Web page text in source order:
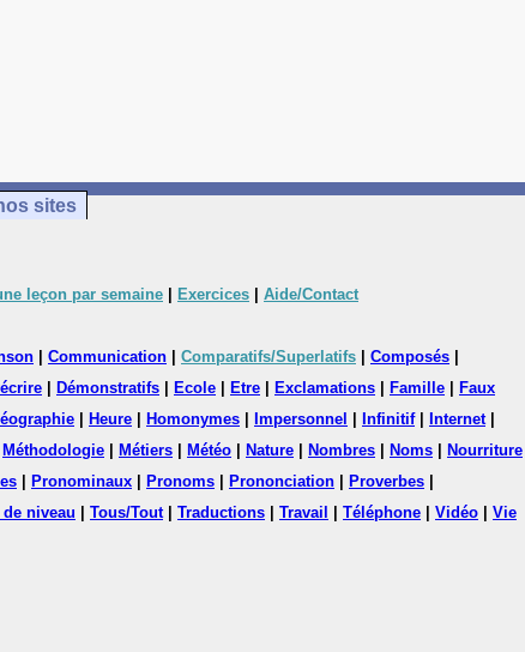
sites
leçon par semaine Exercices Aide/Contact
Communication Comparatifs/Superlatifs Composés
Démonstratifs Ecole Etre Exclamations Famille
Faux
Heure Homonymes Impersonnel Infinitif| Internet|
Méthodologie Métiers Météo Nature Nombres Noms
Nourriture
Pronominaux Pronoms Prononciation Proverbes
de niveau Tous/Tout| Traductions Travail Téléphone Vidéo
Vie